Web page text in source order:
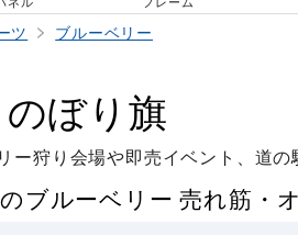
ツ ブルーベリー
ぼり旗
ー狩り会場や即売イベント、道
ブルーベリー 売れ筋・